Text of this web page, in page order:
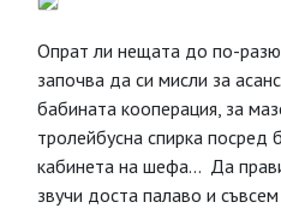
Опрат ли нещата до по-
започва да си мисли за
бабината кооперация, за
тролейбусна спирка посред
кабинета на шефа... Да
звучи доста палаво и